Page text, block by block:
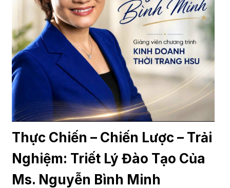
Thực Chiến – Chiến Lược – Trải
Nghiệm: Triết Lý Đào Tạo Của
Ms. Nguyễn Bình Minh